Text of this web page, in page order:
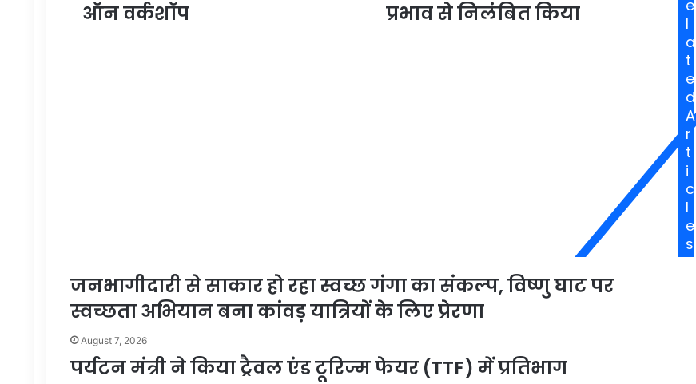
ऑन वर्कशॉप
प्रभाव से निलंबित किया
e
l
a
t
e
d
A
r
t
i
c
l
e
s
जनभागीदारी से साकार हो रहा स्वच्छ गंगा का संकल्प, विष्णु घाट पर
स्वच्छता अभियान बना कांवड़ यात्रियों के लिए प्रेरणा
August 7, 2026
पर्यटन मंत्री ने किया ट्रैवल एंड टूरिज्म फेयर (TTF) में प्रतिभाग